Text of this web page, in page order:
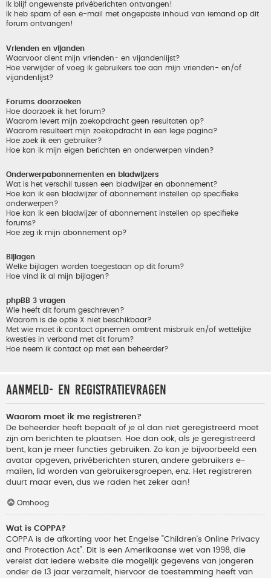
Ik blijf ongewenste privéberichten ontvangen!
Ik heb spam of een e-mail met ongepaste inhoud van iemand op dit
forum ontvangen!
Vrienden en vijanden
Waarvoor dient mijn vrienden- en vijandenlijst?
Hoe verwijder of voeg ik gebruikers toe aan mijn vrienden- en/of
vijandenlijst?
Forums doorzoeken
Hoe doorzoek ik het forum?
Waarom levert mijn zoekopdracht geen resultaten op?
Waarom resulteert mijn zoekopdracht in een lege pagina?
Hoe zoek ik een gebruiker?
Hoe kan ik mijn eigen berichten en onderwerpen vinden?
Onderwerpabonnementen en bladwijzers
Wat is het verschil tussen een bladwijzer en abonnement?
Hoe kan ik een bladwijzer of abonnement instellen op specifieke
onderwerpen?
Hoe kan ik een bladwijzer of abonnement instellen op specifieke
forums?
Hoe zeg ik mijn abonnement op?
Bijlagen
Welke bijlagen worden toegestaan op dit forum?
Hoe vind ik al mijn bijlagen?
phpBB 3 vragen
Wie heeft dit forum geschreven?
Waarom is de optie X niet beschikbaar?
Met wie moet ik contact opnemen omtrent misbruik en/of wettelijke
kwesties in verband met dit forum?
Hoe neem ik contact op met een beheerder?
Aanmeld- en registratievragen
Waarom moet ik me registreren?
De beheerder heeft bepaalt of je al dan niet geregistreerd moet
zijn om berichten te plaatsen. Hoe dan ook, als je geregistreerd
bent, kan je meer functies gebruiken. Zo kan je bijvoorbeeld een
avatar opgeven, privéberichten sturen, andere gebruikers e-
mailen, lid worden van gebruikersgroepen, enz. Het registreren
duurt maar even, dus we raden het zeker aan!
Omhoog
Wat is COPPA?
COPPA is de afkorting voor het Engelse "Children’s Online Privacy
and Protection Act". Dit is een Amerikaanse wet van 1998, die
vereist dat iedere website die mogelijk gegevens van jongeren
onder de 13 jaar verzamelt, hiervoor de toestemming heeft van